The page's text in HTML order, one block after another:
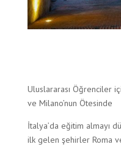
Uluslararası Öğrenciler
ve Milano’nun Ötesinde
İtalya’da eğitim almayı
ilk gelen şehirler Roma